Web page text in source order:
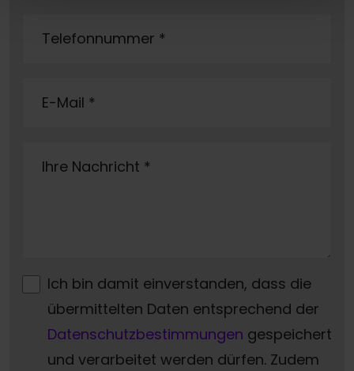
Telefonnummer *
E-Mail *
Ihre Nachricht *
Ich bin damit einverstanden, dass die
übermittelten Daten entsprechend der
Datenschutzbestimmungen gespeichert
und verarbeitet werden dürfen. Zudem